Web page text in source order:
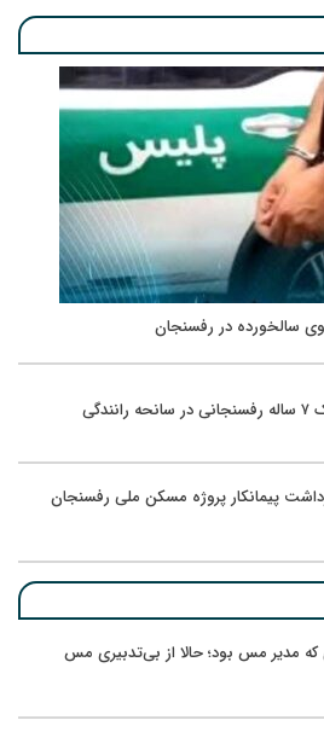
سالخورده در رفسنجان
پیمانکار پروژه مسکن ملی رفسنجان
که مدیر مس بود؛ حالا از بی‌تدبیری مس